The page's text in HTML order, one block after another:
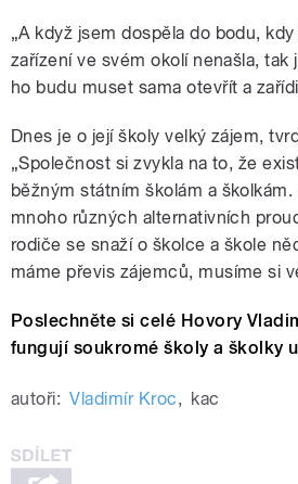
„A když jsem dospěla do bodu,
zařízení ve svém okolí nenašla, tak
ho budu muset sama otevřít a
Dnes je o její školy velký zájem,
„Společnost si zvykla na to, že
běžným státním školám a
mnoho různých alternativních
rodiče se snaží o školce a škole
máme převis zájemců, musíme si
Poslechněte si celé Hovory
fungují soukromé školy a školky
autoři: Vladimír Kroc, kac